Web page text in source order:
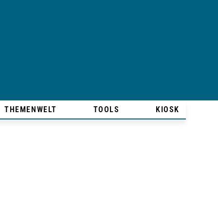
THEMENWELT TOOLS KIOSK